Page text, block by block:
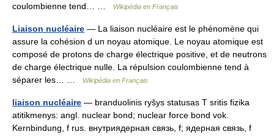
coulombienne tend… …
Wikipédia en Français
Liaison nucléaire — La liaison nucléaire est le phénomène qui
assure la cohésion d un noyau atomique. Le noyau atomique est
composé de protons de charge électrique positive, et de neutrons
de charge électrique nulle. La répulsion coulombienne tend à
séparer les… …
Wikipédia en Français
liaison nucléaire — branduolinis ryšys statusas T sritis fizika
atitikmenys: angl. nuclear bond; nuclear force bond vok.
Kernbindung, f rus. внутриядерная связь, f; ядерная связь, f